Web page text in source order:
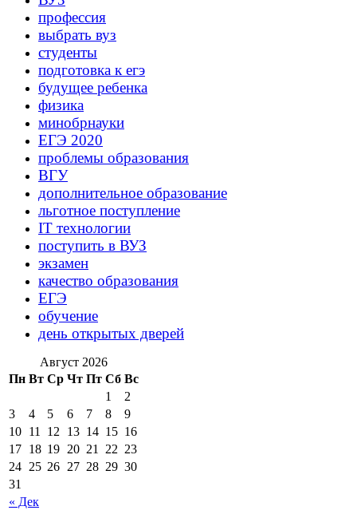
профессия
выбрать вуз
студенты
подготовка к егэ
будущее ребенка
физика
минобрнауки
ЕГЭ 2020
проблемы образования
ВГУ
дополнительное образование
льготное поступление
IT технологии
поступить в ВУЗ
экзамен
качество образования
ЕГЭ
обучение
день открытых дверей
Август 2026
Пн Вт Ср Чт Пт Сб Вс
« Дек
1
2
3
4 5 6 7 8
9
10 11 12 13 14 15 16
17 18 19 20 21 22 23
24 25 26 27 28 29 30
31